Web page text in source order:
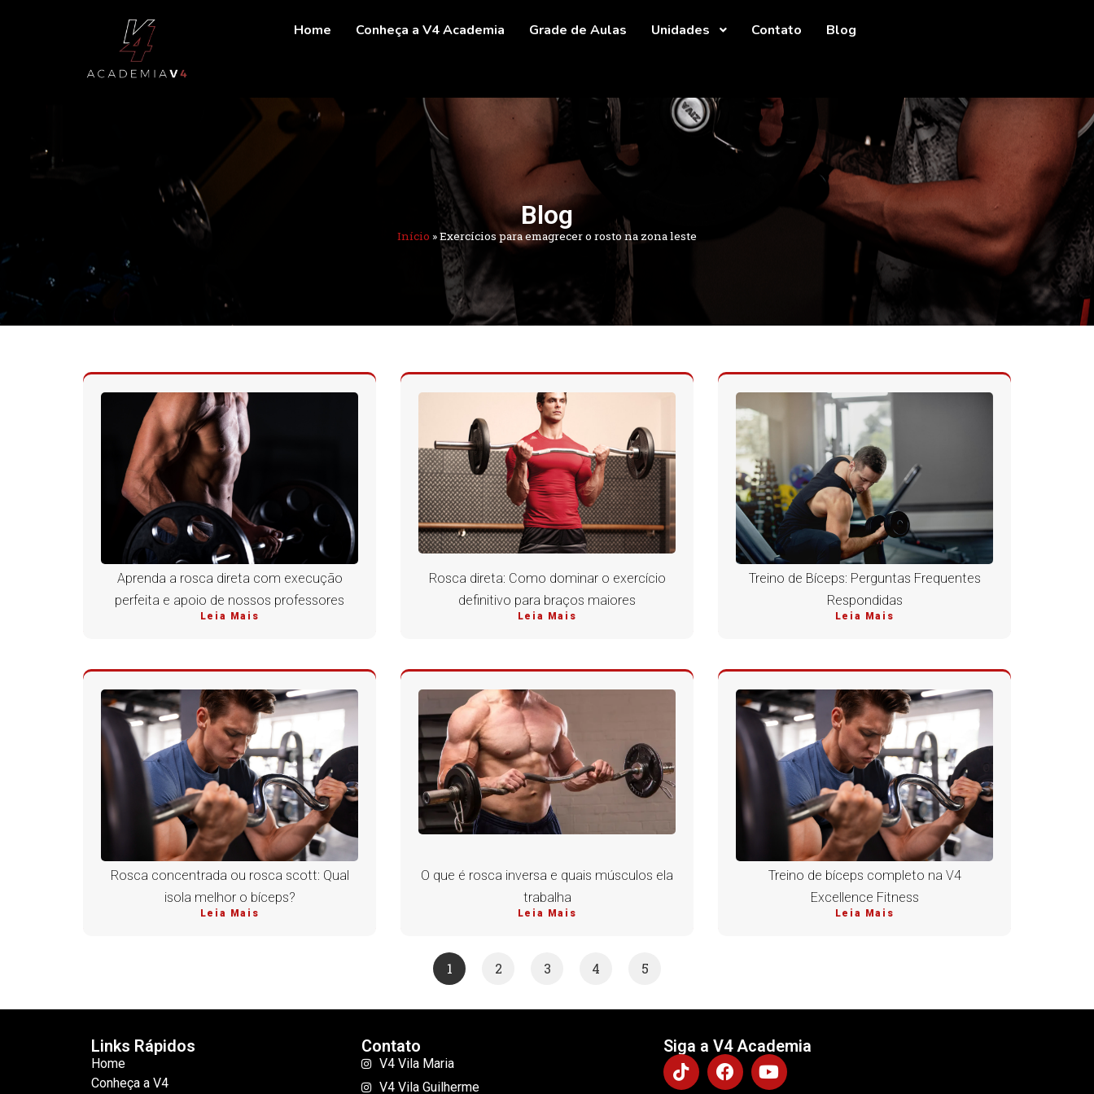
Home Conheça a V4 Academia Grade de Aulas Unidades Contato Blog
Blog
Início »Exercícios para emagrecer o rosto na zona leste
Aprenda a rosca direta com execução
perfeita e apoio de nossos professores
Leia Mais
Rosca direta: Como dominar o exercício
definitivo para braços maiores
Leia Mais
Treino de Bíceps: Perguntas Frequentes
Respondidas
Leia Mais
Rosca concentrada ou rosca scott: Qual
isola melhor o bíceps?
Leia Mais
O que é rosca inversa e quais músculos ela
trabalha
Leia Mais
Treino de bíceps completo na V4
Excellence Fitness
Leia Mais
1 2 3 4 5
Links Rápidos
Home
Conheça a V4
Contato
V4 Vila Maria
V4 Vila Guilherme
Siga a V4 Academia